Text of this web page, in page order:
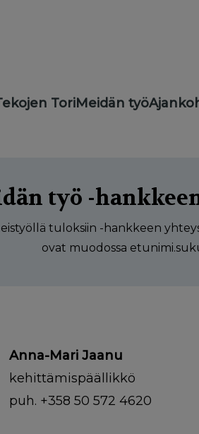
ToriMeidän työ
työ -
tuloksiin -hankkeen
ovat muodossa
Anna-Mari Jaanu
kehittämispäällikkö
puh. +358 50 572 4620